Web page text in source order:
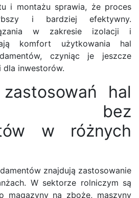
i montażu sprawia, że proces
i bardziej efektywny.
w zakresie izolacji i
komfort użytkowania hal
czyniąc je jeszcze
dla inwestorów.
zastosowań hal
bez
w różnych
znajdują zastosowanie
W sektorze rolniczym są
magazyny na zboże, maszyny